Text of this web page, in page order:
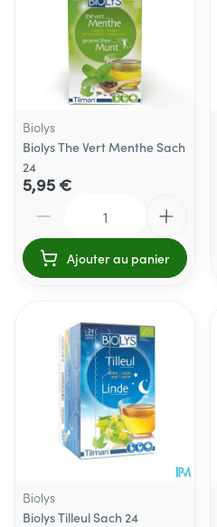
Biolys
Biolys The Vert Menthe Sach
24
5,95 €
Ajouter au panier
Biolys
Biolys Tilleul Sach 24